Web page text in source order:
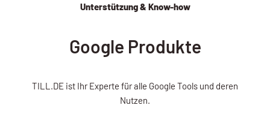
Unterstützung & Know-how
Google Produkte
TILL.DE ist Ihr Experte für alle Google Tools und deren
Nutzen.